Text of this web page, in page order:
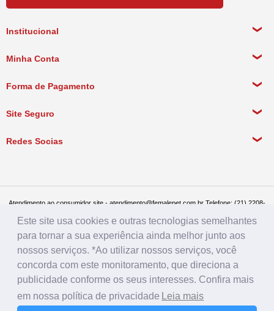
Institucional
Política de Pagamento
Política de Entrega
Minha Conta
Forma de Pagamento
Site Seguro
Redes Socias
Atendimento ao consumidor site - atendimento@femalepet.com.br Telefone: (21) 2208-
Televendas: (21) 2268-7748 ou (21) 97045-2996 Seg a sex de 8:30h às 19h e Sábados
de 8:30h às 14:30h
Female Pet - CNPJ: 17.292.888.0001/86 - Rua Conde de Bonfim 482, loja A, Tijuca, Rio
de Janeiro - RJ - CEP: 20520-054
Este site usa cookies e outras tecnologias semelhantes
para tornar a sua experiência ainda melhor junto aos
nossos serviços. *Ao utilizar nossos serviços, você
concorda com este monitoramento, que direciona a
publicidade conforme os seus interesses. Confira mais
em nossa política de privacidade Leia mais